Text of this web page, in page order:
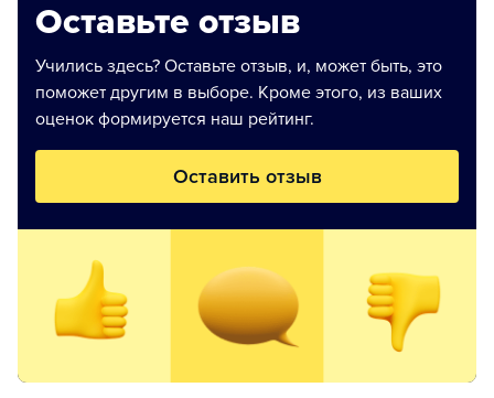
Оставьте отзыв
Учились здесь? Оставьте отзыв, и, может быть, это
поможет другим в выборе. Кроме этого, из ваших
оценок формируется наш рейтинг.
Оставить отзыв